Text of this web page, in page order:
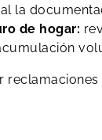
la
de hogar: